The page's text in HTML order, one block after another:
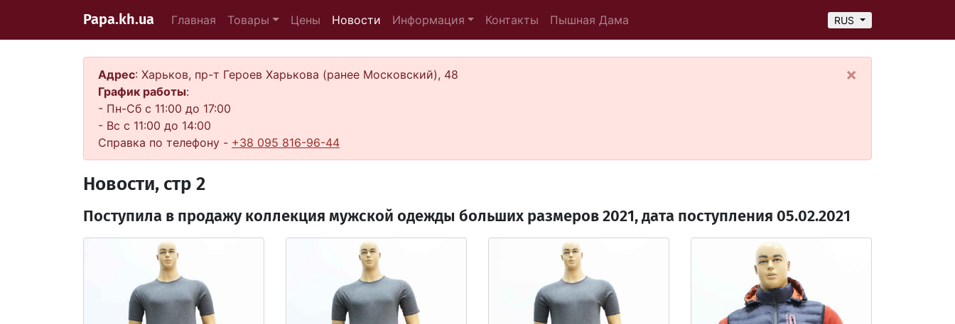
Papa.kh.ua Главная Товары Цены Новости(current)
Информация Контакты Пышная Дама RUS
Адрес: Харьков, пр-т Героев Харькова (ранее Московский), 48
График работы:
- Пн-Сб с 11:00 до 17:00
- Вс с 11:00 до 14:00
Справка по телефону - +38 095 816-96-44
×
Новости, стр 2
Поступила в продажу коллекция мужской одежды больших размеров 2021, дата поступления 05.02.2021